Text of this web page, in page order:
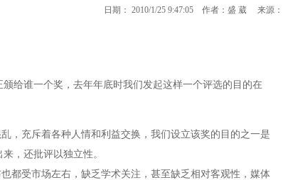
日期： 2010/1/25 9:47:05 作者： 盛 葳 来源：
给谁一个奖，去年年底时我们发起这样一个评选的目的在
，充斥着各种人情和利益交换，我们设立该奖的目的之一是
，还批评以独立性。
都受市场左右，缺乏学术关注，甚至缺乏相对客观性，媒体